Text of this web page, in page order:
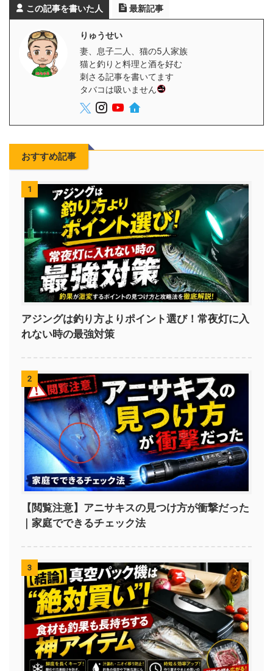
この記事を書いた人 最新記事
りゅうせい
妻、息子二人、猫の5人家族
猫と釣りと料理と酒を好む
刺さる記事を書いてます
タバコは吸いません
おすすめ記事
1
アジングは釣り方よりポイント選び！常夜灯に入
れない時の最強対策
2
【閲覧注意】アニサキスの見つけ方が衝撃だった
｜家庭でできるチェック法
3